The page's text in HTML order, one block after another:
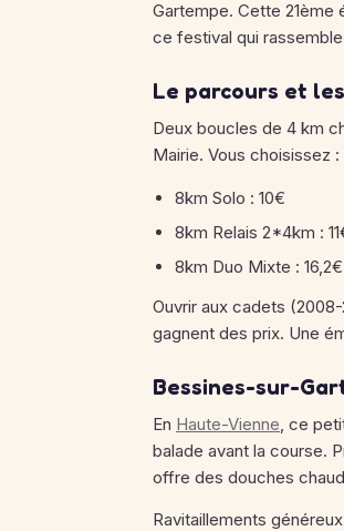
Gartempe. Cette
ce festival qui
Le parcours et
Deux boucles de 4 km
Mairie. Vous choisissez
8km Solo : 10€
8km Relais 2*4km :
8km Duo Mixte : 16,2€
Ouvrir aux cadets
gagnent des prix. Une
Bessines-sur-
En Haute-Vienne, ce
balade avant la course.
offre des douches
Ravitaillements